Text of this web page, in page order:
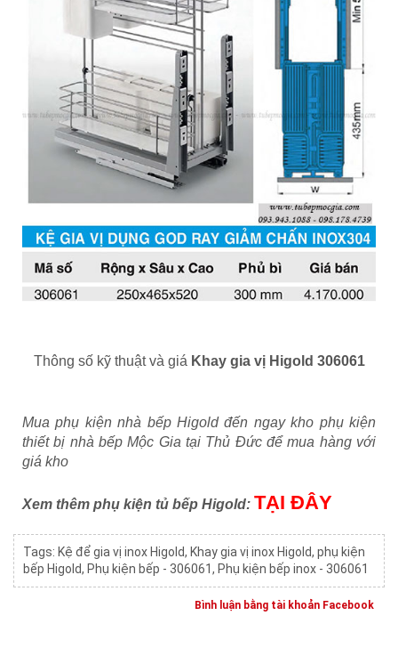
Thông số kỹ thuật và giá Khay gia vị Higold 306061
Mua phụ kiện nhà bếp Higold đến ngay kho phụ kiện
thiết bị nhà bếp Mộc Gia tại Thủ Đức để mua hàng với
giá kho
Xem thêm phụ kiện tủ bếp Higold: TẠI ĐÂY
Tags: Kệ để gia vị inox Higold, Khay gia vị inox Higold, phụ kiện
bếp Higold, Phụ kiện bếp - 306061, Phụ kiện bếp inox - 306061
Bình luận bằng tài khoản Facebook